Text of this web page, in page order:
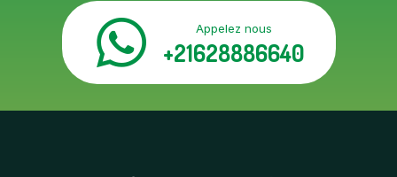
Appelez nous
+21628886640